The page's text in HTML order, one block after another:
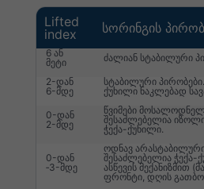
Lifted
index
სორინგის
6 ან
მეტი
ძალიან სტაბილური
2-დან
6-მდე
სტაბილური
ქუხილი ნაკლებად
0-დან
2-მდე
წვიმები
შესაძლებელია
ჭექა-ქუხილი.
0-დან
‑3-მდე
ოდნავ
შესაძლებელია ჭექა-
ასწევის მექანიზმით
ფრონტი, დღის